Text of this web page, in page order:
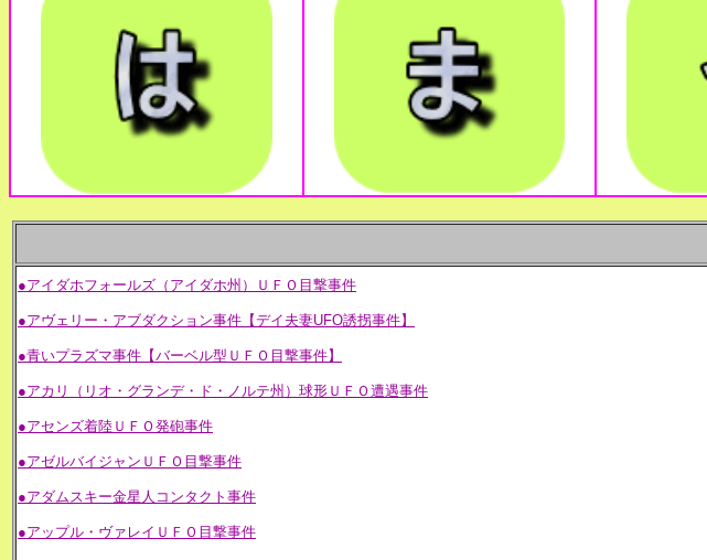
●アイダホフォールズ（アイダホ州）ＵＦＯ目撃事件
●アヴェリー・アブダクション事件【デイ夫妻UFO誘拐事件】
●青いプラズマ事件【バーベル型ＵＦＯ目撃事件】
●アカリ（リオ・グランデ・ド・ノルテ州）球形ＵＦＯ遭遇事件
●アセンズ着陸ＵＦＯ発砲事件
●アゼルバイジャンＵＦＯ目撃事件
●アダムスキー金星人コンタクト事件
●アップル・ヴァレイＵＦＯ目撃事件